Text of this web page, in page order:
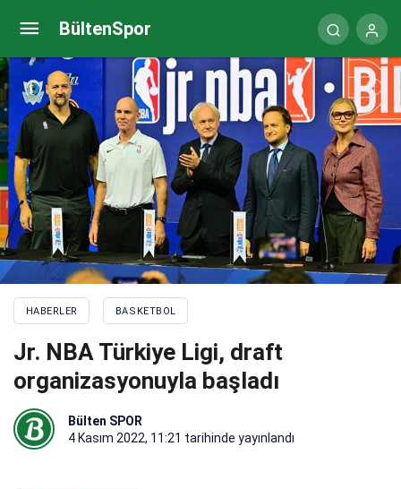
BültenSpor
HABERLER BASKETBOL
Jr. NBA Türkiye Ligi, draft
organizasyonuyla başladı
Bülten SPOR
4 Kasım 2022, 11:21 tarihinde yayınlandı
Alperen Şengün’den harika performans!